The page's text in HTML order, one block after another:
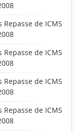
de ICMS
de ICMS
de ICMS
de ICMS